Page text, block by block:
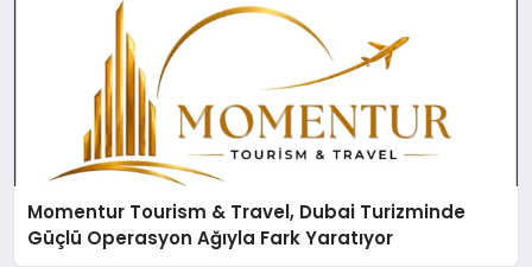
Momentur Tourism & Travel, Dubai Turizminde
Güçlü Operasyon Ağıyla Fark Yaratıyor